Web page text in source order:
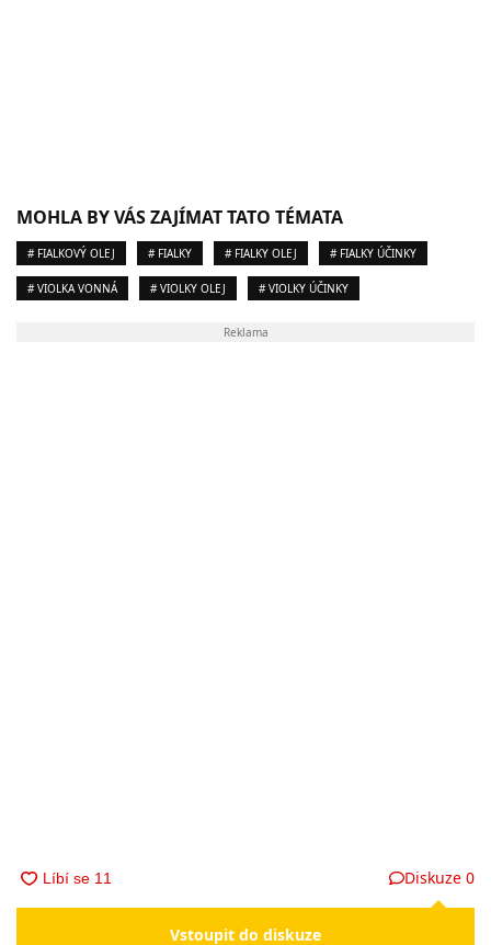
MOHLA BY VÁS ZAJÍMAT TATO TÉMATA
# FIALKOVÝ OLEJ # FIALKY # FIALKY OLEJ # FIALKY ÚČINKY
# VIOLKA VONNÁ # VIOLKY OLEJ # VIOLKY ÚČINKY
Reklama
Diskuze 0
Vstoupit do diskuze